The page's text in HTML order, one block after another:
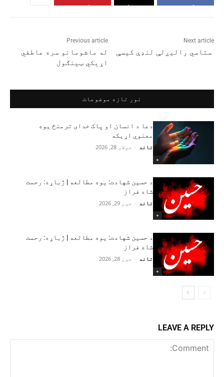
Previous article
له ماشومانو سره عاطفي
اړیکي ټینګول
Next article
ستاسي رالیږلې لنډې کیسې
نور تازه موضوعات
+
دعا د انسان او پاک خدای ترمنځ یوه
معنوي اړیکه
تاند - جولای 28, 2026
+
د حسین شهادت: یوه مطالعه | ژباړه: رحمت
شاه فراز
تاند - جون 29, 2026
+
د حسین شهادت: یوه مطالعه | ژباړه: رحمت
شاه فراز
تاند - جون 28, 2026
LEAVE A REPLY